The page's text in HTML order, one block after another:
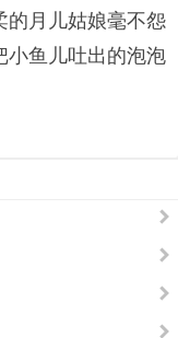
的月儿姑娘毫不怨
小鱼儿吐出的泡泡